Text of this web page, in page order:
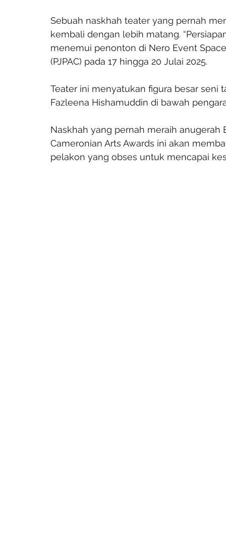
Sebuah naskhah teater yang pernah
kembali dengan lebih matang.
menemui penonton di Nero Event
(PJPAC) pada 17 hingga 20 Julai 2025.
Teater ini menyatukan figura besar seni
Fazleena Hishamuddin di bawah
Naskhah yang pernah meraih anugerah
Cameronian Arts Awards ini akan
pelakon yang obses untuk mencapai